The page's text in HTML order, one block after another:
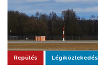
Repülés Légiközlekedés